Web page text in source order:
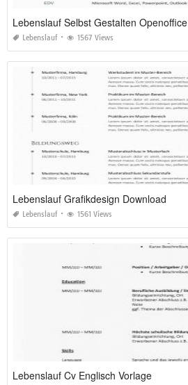
Lebenslauf Selbst Gestalten Openoffice
Lebenslauf 1567 Views
Lebenslauf Grafikdesign Download
Lebenslauf 1561 Views
Lebenslauf Cv Englisch Vorlage